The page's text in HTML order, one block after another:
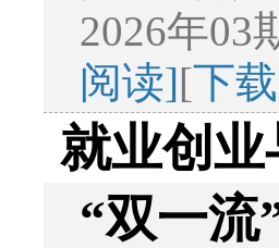
2026年03
阅读][下载
就业创
“双一流